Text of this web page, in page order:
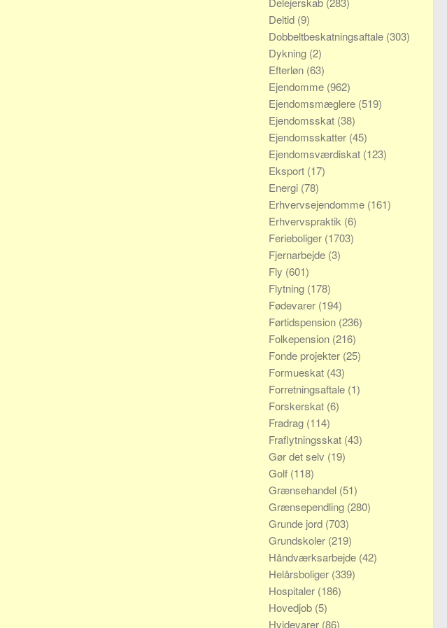
Deltid (9)
Dobbeltbeskatningsaftale (303)
Dykning (2)
Efterløn (63)
Ejendomme (962)
Ejendomsmæglere (519)
Ejendomsskat (38)
Ejendomsskatter (45)
Ejendomsværdiskat (123)
Eksport (17)
Energi (78)
Erhvervsejendomme (161)
Erhvervspraktik (6)
Ferieboliger (1703)
Fjernarbejde (3)
Fly (601)
Flytning (178)
Fødevarer (194)
Førtidspension (236)
Folkepension (216)
Fonde projekter (25)
Formueskat (43)
Forretningsaftale (1)
Forskerskat (6)
Fradrag (114)
Fraflytningsskat (43)
Gør det selv (19)
Golf (118)
Grænsehandel (51)
Grænsependling (280)
Grunde jord (703)
Grundskoler (219)
Håndværksarbejde (42)
Helårsboliger (339)
Hospitaler (186)
Hovedjob (5)
Hvidevarer (86)